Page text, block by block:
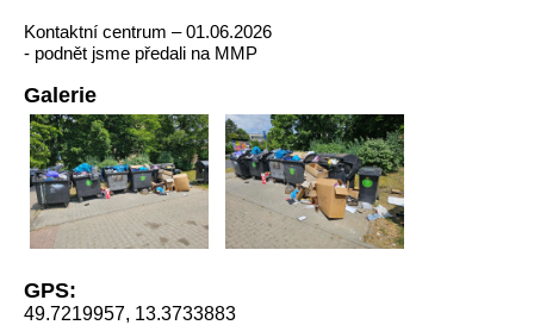
Kontaktní centrum – 01.06.2026
- podnět jsme předali na MMP
Galerie
GPS:
49.7219957, 13.3733883